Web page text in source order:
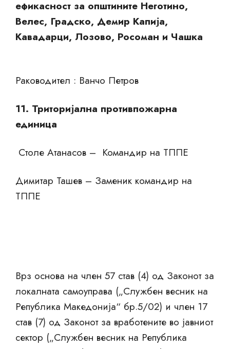
ефикасност за општините Неготино,
Велес, Градско, Демир Капија,
Кавадарци, Лозово, Росоман и Чашка
Раководител : Ванчо Петров
11. Триторијална противпожарна
единица
Столе Атанасов – Командир на ТППЕ
Димитар Ташев – Заменик командир на
ТППЕ
Врз основа на член 57 став (4) од Законот за
локалната самоуправа („Службен весник на
Република Македонија“ бр.5/02) и член 17
став (7) од Законот за вработените во јавниот
сектор („Службен весник на Република